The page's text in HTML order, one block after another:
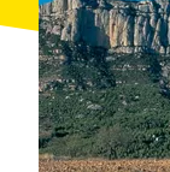
2 nits
de Cal
Ampolla
Pack de
Mas
Dinar de